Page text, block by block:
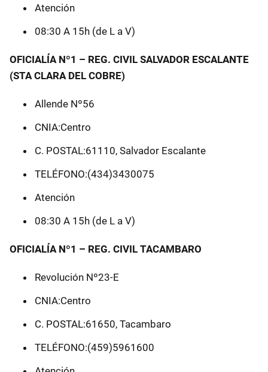
Atención
08:30 A 15h (de L a V)
OFICIALÍA Nº1 – REG. CIVIL SALVADOR ESCALANTE
(STA CLARA DEL COBRE)
Allende Nº56
CNIA:Centro
C. POSTAL:61110, Salvador Escalante
TELÉFONO:(434)3430075
Atención
08:30 A 15h (de L a V)
OFICIALÍA Nº1 – REG. CIVIL TACAMBARO
Revolución Nº23-E
CNIA:Centro
C. POSTAL:61650, Tacambaro
TELÉFONO:(459)5961600